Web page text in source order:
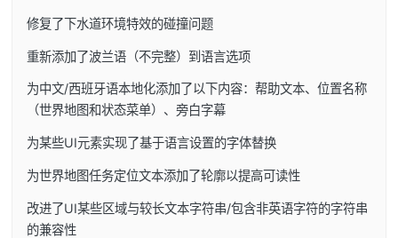
修复了下水道环境特效的碰撞问题
重新添加了波兰语（不完整）到语言选项
为中文/西班牙语本地化添加了以下内容：帮助文本、位置名称
（世界地图和状态菜单）、旁白字幕
为某些UI元素实现了基于语言设置的字体替换
为世界地图任务定位文本添加了轮廓以提高可读性
改进了UI某些区域与较长文本字符串/包含非英语字符的字符串
的兼容性